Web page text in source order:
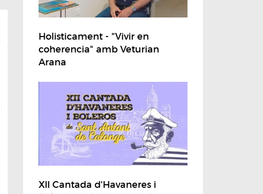
Holisticament - "Vivir en
coherencia" amb Veturian
Arana
XII Cantada d'Havaneres i